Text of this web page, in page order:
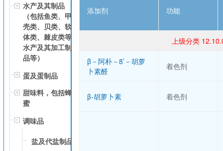
水产及其制品
（包括鱼类、甲
壳类、贝类、软
体类、棘皮类等
水产及其加工制
品等）
蛋及蛋制品
甜味料，包括蜂
蜜
调味品
盐及代盐制品
添加剂 功能
上级分类
β－阿朴－8’－胡萝
卜素醛
着色剂
β-胡萝卜素 着色剂